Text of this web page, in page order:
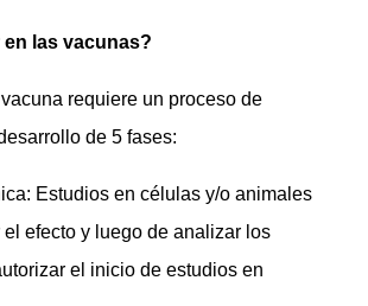
las vacunas?
requiere un proceso de
de 5 fases:
Estudios en células y/o animales
el efecto y luego de analizar los
el inicio de estudios en